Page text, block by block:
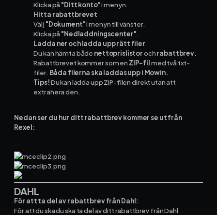
Husarbete
Checklistor
Kalender
Signatur
Fakturering
Klicka på "Ditt konto"i menyn.
Hitta rabattbrevet
Välj "Dokument"i menyn till vänster.
Klicka på "Nedladdningscenter".
Ladda ner och ladda upp rätt filer
Du kan hämta både nettoprislistorochrabattbrev.
Rabattbrevet kommer som en ZIP-filmed två txt-
filer. Båda filerna ska laddas upp i Mowin.
Tips!Du kan ladda upp ZIP-filen direkt utan att
extrahera den.
Nedan ser du hur ditt rabattbrev kommer se ut från
Rexel:
DAHL
För att ta del av rabattbrev från Dahl:
För att du ska du ska ta del av ditt rabattbrev från Dahl